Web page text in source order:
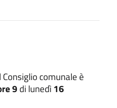
comunale è
9 di lunedì16